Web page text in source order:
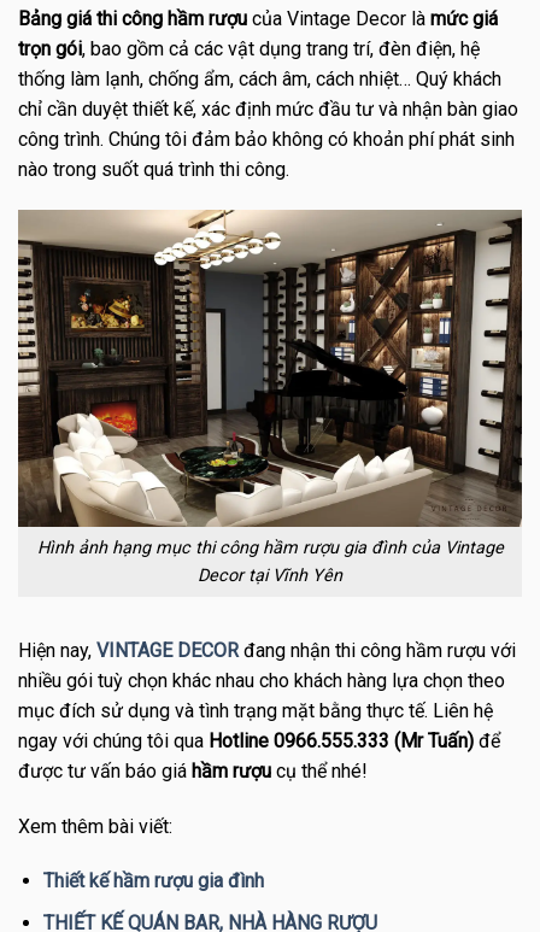
Bảng giá thi công hầm rượu của Vintage Decor là mức giá
trọn gói, bao gồm cả các vật dụng trang trí, đèn điện, hệ
thống làm lạnh, chống ẩm, cách âm, cách nhiệt… Quý khách
chỉ cần duyệt thiết kế, xác định mức đầu tư và nhận bàn giao
công trình. Chúng tôi đảm bảo không có khoản phí phát sinh
nào trong suốt quá trình thi công.
Hình ảnh hạng mục thi công hầm rượu gia đình của Vintage
Decor tại Vĩnh Yên
Hiện nay, VINTAGE DECOR đang nhận thi công hầm rượu với
nhiều gói tuỳ chọn khác nhau cho khách hàng lựa chọn theo
mục đích sử dụng và tình trạng mặt bằng thực tế. Liên hệ
ngay với chúng tôi qua Hotline 0966.555.333 (Mr Tuấn) để
được tư vấn báo giá hầm rượu cụ thể nhé!
Xem thêm bài viết:
Thiết kế hầm rượu gia đình
THIẾT KẾ QUÁN BAR, NHÀ HÀNG RƯỢU